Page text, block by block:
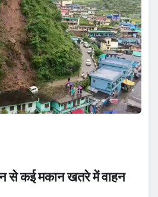
से कई मकान खतरे में वाहन